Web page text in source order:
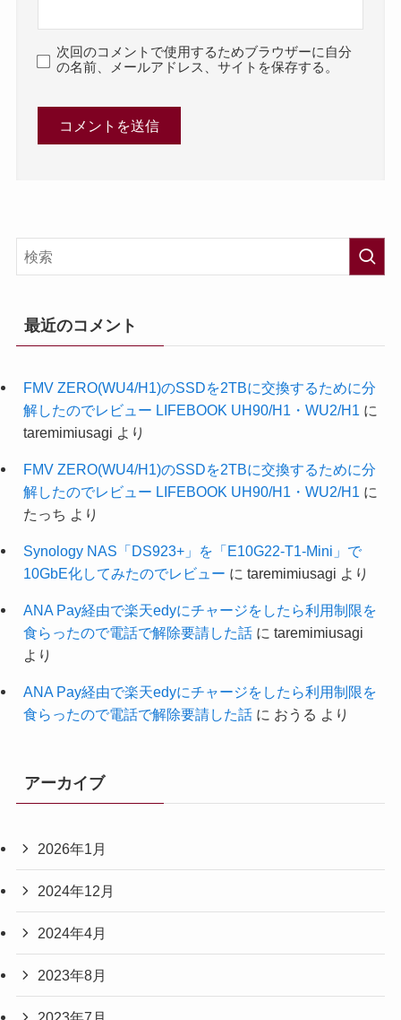
次回のコメントで使用するためブラウザーに自分
の名前、メールアドレス、サイトを保存する。
最近のコメント
FMV ZERO(WU4/H1)のSSDを2TBに交換するために分
解したのでレビュー LIFEBOOK UH90/H1・WU2/H1 に
taremimiusagi より
FMV ZERO(WU4/H1)のSSDを2TBに交換するために分
解したのでレビュー LIFEBOOK UH90/H1・WU2/H1 に
たっち より
Synology NAS「DS923+」を「E10G22-T1-Mini」で
10GbE化してみたのでレビュー に taremimiusagi より
ANA Pay経由で楽天edyにチャージをしたら利用制限を
食らったので電話で解除要請した話に taremimiusagi
より
ANA Pay経由で楽天edyにチャージをしたら利用制限を
食らったので電話で解除要請した話に おうる より
アーカイブ
2026年1月
2024年12月
2024年4月
2023年8月